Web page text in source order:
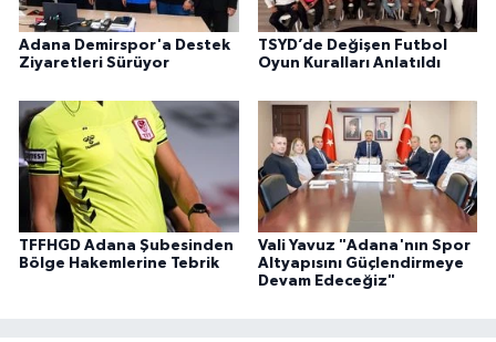
Adana Demirspor'a Destek
Ziyaretleri Sürüyor
TSYD’de Değişen Futbol
Oyun Kuralları Anlatıldı
TFFHGD Adana Şubesinden
Bölge Hakemlerine Tebrik
Vali Yavuz "Adana'nın Spor
Altyapısını Güçlendirmeye
Devam Edeceğiz"